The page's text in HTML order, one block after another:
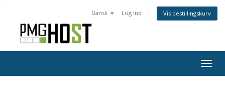
Dansk Log ind Vis bestillingskurv